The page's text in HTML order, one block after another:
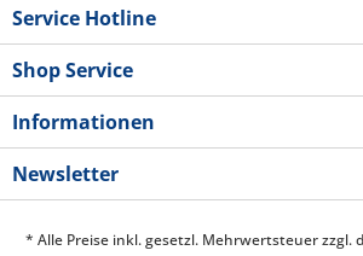
Service Hotline
Shop Service
Informationen
Newsletter
* Alle Preise inkl. gesetzl. Mehrwertsteuer zzgl.